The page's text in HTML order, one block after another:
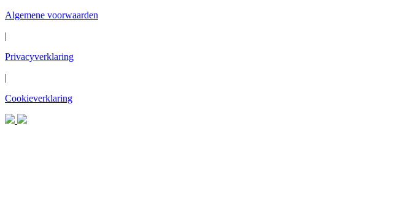
Algemene voorwaarden
|
Privacyverklaring
|
Cookieverklaring